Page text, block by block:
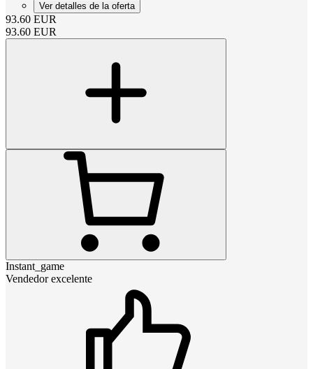
Ver detalles de la oferta
93.60 EUR
93.60 EUR
Instant_game
Vendedor excelente